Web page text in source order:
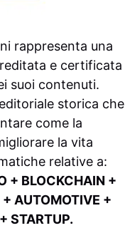
rappresenta una
e certificata
suoi contenuti.
storica che
come la
la vita
relative a:
+ BLOCKCHAIN +
+ AUTOMOTIVE +
STARTUP.